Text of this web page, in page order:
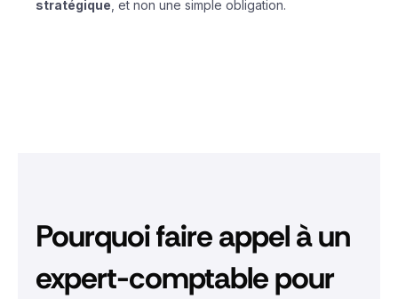
stratégique , et non une simple obligation.
Pourquoi faire appel à un
expert-comptable pour